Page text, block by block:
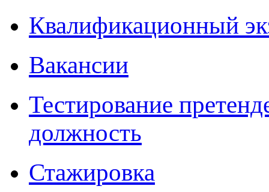
Квалификационный
Вакансии
Тестирование
должность
Стажировка